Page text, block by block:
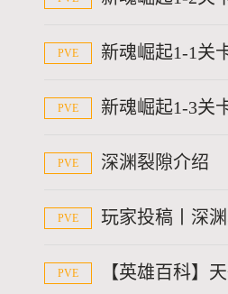
PVE 新魂崛起1-1关
PVE 新魂崛起1-3关
PVE 深渊裂隙介绍
PVE 玩家投稿丨深
PVE 【英雄百科】